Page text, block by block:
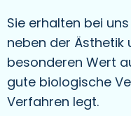
Sie erhalten bei
neben der Ästhetik
besonderen Wert
gute biologische
Verfahren legt.